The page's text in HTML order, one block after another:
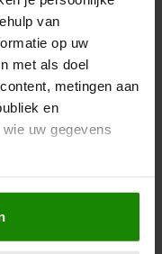
van
op uw
met als doel
metingen aan
en
uw gegevens
geografische
kan zijn
IN ZAAK
Thaksin
de rechtbank